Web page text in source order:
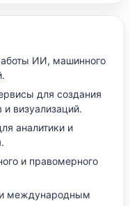
ИИ, машинного
для создания
визуализаций.
аналитики и
и правомерного
международным